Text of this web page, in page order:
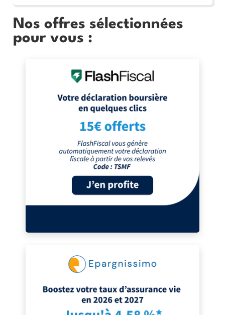
Nos offres sélectionnées
pour vous :